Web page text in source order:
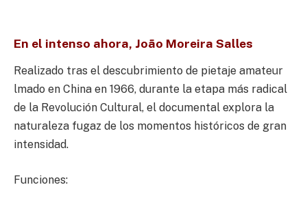
En el intenso ahora, João Moreira Salles
Realizado tras el descubrimiento de pietaje amateur
lmado en China en 1966, durante la etapa más radical
de la Revolución Cultural, el documental explora la
naturaleza fugaz de los momentos históricos de gran
intensidad.
Funciones: